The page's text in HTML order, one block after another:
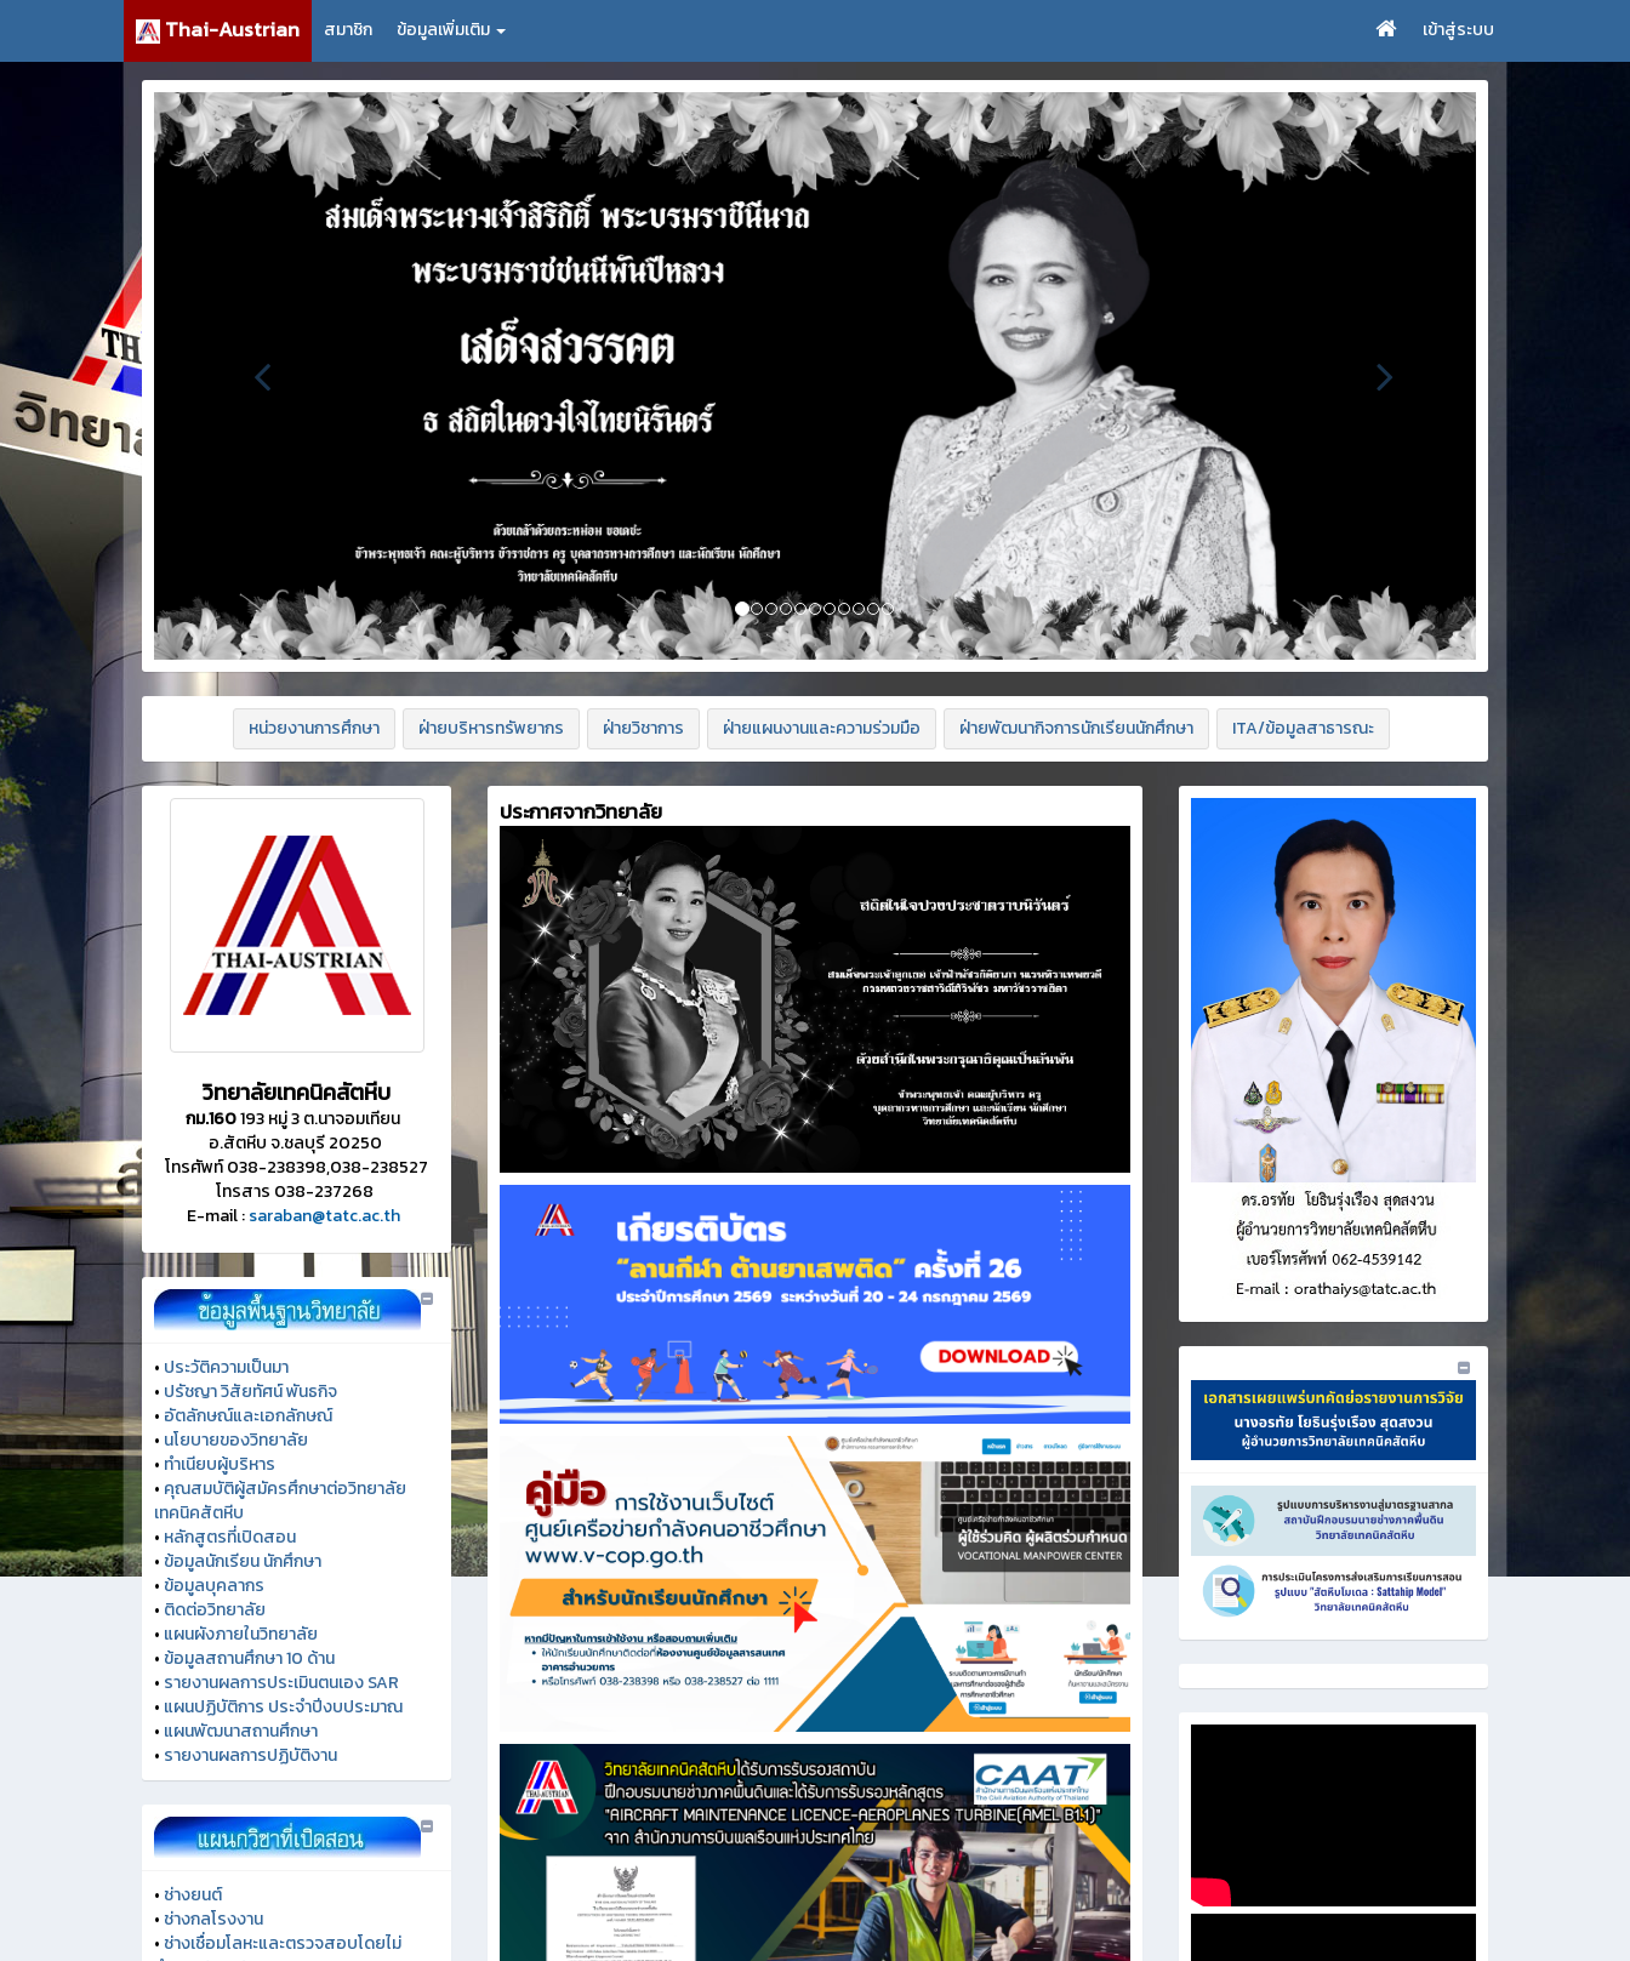
Thai-Austrian สมาชิก ข้อมูลเพิ่มเติม เข้าสู่ระบบ
หน่วยงานการศึกษา ฝ่ายบริหารทรัพยากร ฝ่ายวิชาการ ฝ่ายแผนงานและความร่วมมือ ฝ่ายพัฒนากิจการนักเรียนนักศึกษา ITA/ข้อมูลสาธารณะ
วิทยาลัยเทคนิคสัตหีบ
กม.160193 หมู่ 3 ต.นาจอมเทียน
อ.สัตหีบ จ.ชลบุรี 20250
โทรศัพท์ 038-238398,038-238527
โทรสาร 038-237268
E-mail :saraban@tatc.ac.th
• ประวัติความเป็นมา
• ปรัชญา วิสัยทัศน์ พันธกิจ
• อัตลักษณ์และเอกลักษณ์
• นโยบายของวิทยาลัย
• ทำเนียบผู้บริหาร
• คุณสมบัติผู้สมัครศึกษาต่อวิทยาลัย
เทคนิคสัตหีบ
• หลักสูตรที่เปิดสอน
• ข้อมูลนักเรียน นักศึกษา
• ข้อมูลบุคลากร
• ติดต่อวิทยาลัย
• แผนผังภายในวิทยาลัย
• ข้อมูลสถานศึกษา 10 ด้าน
• รายงานผลการประเมินตนเอง SAR
• แผนปฏิบัติการ ประจำปีงบประมาณ
• แผนพัฒนาสถานศึกษา
• รายงานผลการปฏิบัติงาน
• ช่างยนต์
• ช่างกลโรงงาน
• ช่างเชื่อมโลหะและตรวจสอบโดยไม่
ประกาศจากวิทยาลัย